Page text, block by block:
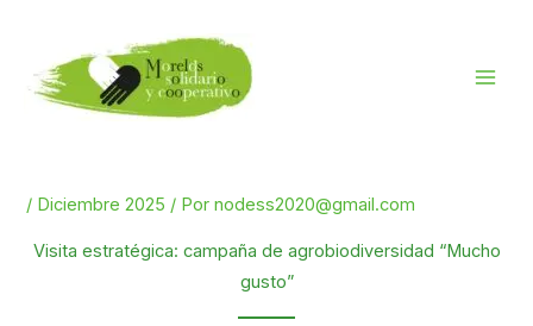
contenido
/ Diciembre 2025 / Pornodess2020@gmail.com
Visita estratégica: campaña de agrobiodiversidad “Mucho
gusto”